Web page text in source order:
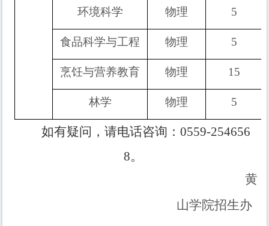
环境科学 物理 5
食品科学与工程 物理 5
烹饪与营养教育 物理 15
林学 物理 5
如有疑问，请电话咨询： 0559-254656
8。
黄
山学院招生办